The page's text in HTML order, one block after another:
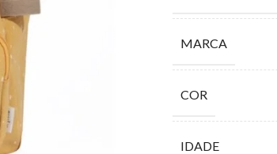
MARCA
COR
IDADE